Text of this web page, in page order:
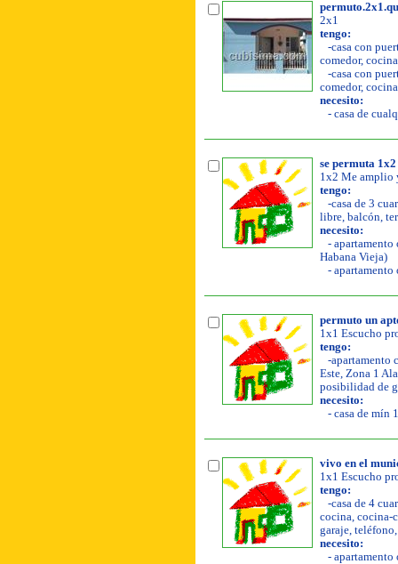
2x1
tengo:
-casa con
comedor,
-casa con
comedor,
necesito:
- casa de
se permuta 1x2
1x2 Me amplio
tengo:
-casa de 3
libre, balcón,
necesito:
- apartamento
Habana Vieja)
- apartamento
permuto un
1x1 Escucho
tengo:
-apartamento
Este, Zona 1
posibilidad de
necesito:
- casa de mín
vivo en el
1x1 Escucho
tengo:
-casa de 4
cocina, cocina-
garaje,
necesito:
- apartamento